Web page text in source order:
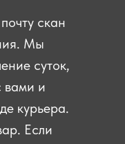
скан
Мы
суток,
вами и
курьера.
Если